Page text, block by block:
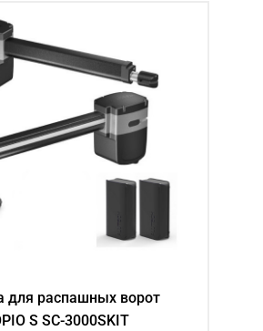
для распашных ворот
S SC-3000SKIT